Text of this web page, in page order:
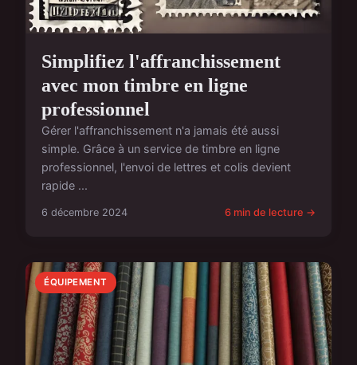
Simplifiez l'affranchissement
avec mon timbre en ligne
professionnel
Gérer l'affranchissement n'a jamais été aussi
simple. Grâce à un service de timbre en ligne
professionnel, l'envoi de lettres et colis devient
rapide ...
6 décembre 2024 6 min de lecture →
ÉQUIPEMENT